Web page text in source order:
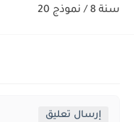
سنة 8 / نموذج 20
إرسال تعليق